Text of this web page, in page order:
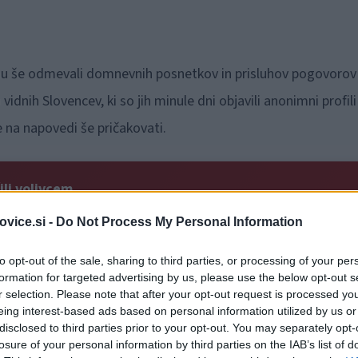
- Do Not Process My Personal Information
opt-out of the sale, sharing to third parties, or processing of your
for targeted advertising by us, please use the below opt-out
selection. Please note that after your opt-out request is processed
interest-based ads based on personal information utilized by us
to third parties prior to your opt-out. You may separately
of your personal information by third parties on the IAB’s list of
še odmevali domnevnih posnetkov in prisluhov pogovorov
Slovencev, ki so jih minule dni objavili anonimni
napovedi še pričakovati.
volivcem
strankarskih aktivnosti na terenu in na družbenih
izbira za vodenje države v prihodnjem mandatu,
ki jih v prihodnjem tednu pripravlja več medijev.
tudi na nove formate nagovarjanja volivcev. Številni